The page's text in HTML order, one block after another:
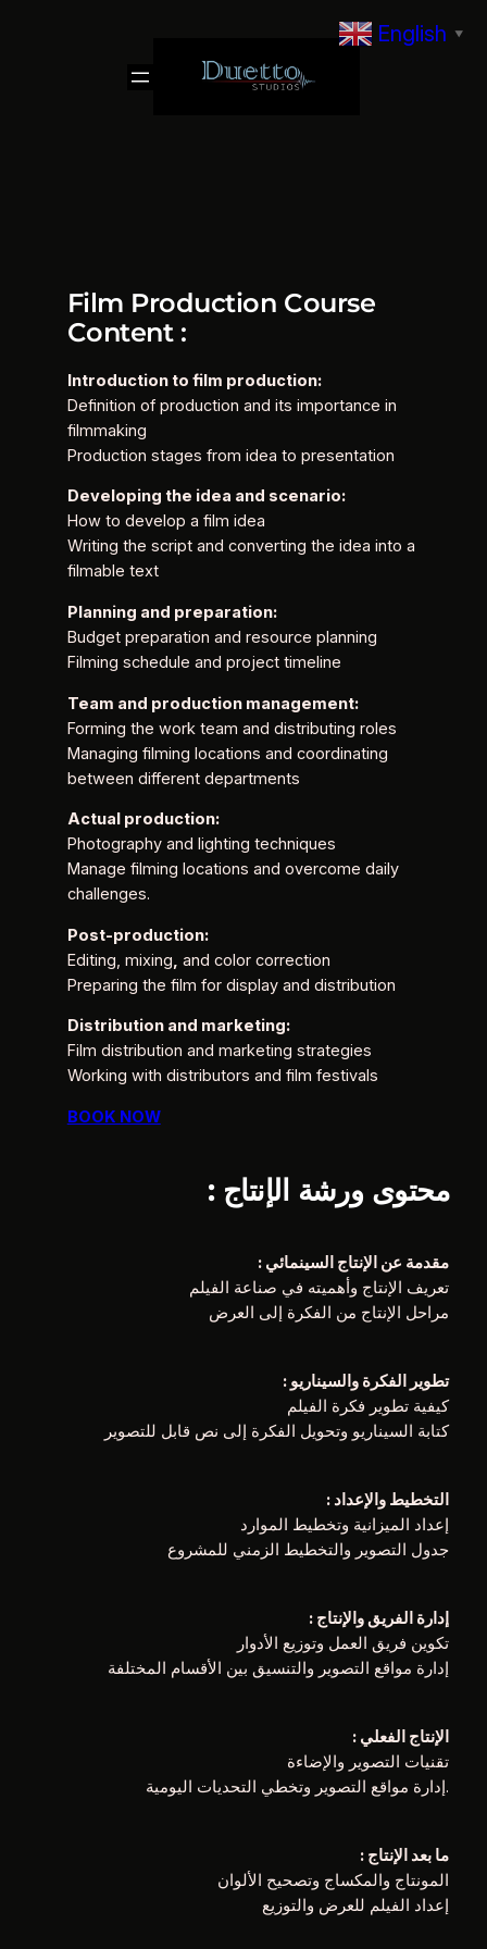
Film Production Course
Content :
Introduction to film production:
Definition of production and its importance in
filmmaking
Production stages from idea to presentation
Developing the idea and scenario:
How to develop a film idea
Writing the script and converting the idea into a
filmable text
Planning and preparation:
Budget preparation and resource planning
Filming schedule and project timeline
Team and production management:
Forming the work team and distributing roles
Managing filming locations and coordinating
between different departments
Actual production:
Photography and lighting techniques
Manage filming locations and overcome daily
challenges.
Post-production:
Editing, mixing, and color correction
Preparing the film for display and distribution
Distribution and marketing:
Film distribution and marketing strategies
Working with distributors and film festivals
BOOK NOW
: محتوى ورشة الإنتاج
: مقدمة عن الإنتاج السينمائي
تعريف الإنتاج وأهميته في صناعة الفيلم
مراحل الإنتاج من الفكرة إلى العرض
: تطوير الفكرة والسيناريو
كيفية تطوير فكرة الفيلم
كتابة السيناريو وتحويل الفكرة إلى نص قابل للتصوير
: التخطيط والإعداد
إعداد الميزانية وتخطيط الموارد
جدول التصوير والتخطيط الزمني للمشروع
: إدارة الفريق والإنتاج
تكوين فريق العمل وتوزيع الأدوار
إدارة مواقع التصوير والتنسيق بين الأقسام المختلفة
: الإنتاج الفعلي
تقنيات التصوير والإضاءة
إدارة مواقع التصوير وتخطي التحديات اليومية.
: ما بعد الإنتاج
المونتاج والمكساج وتصحيح الألوان
إعداد الفيلم للعرض والتوزيع
English ▼